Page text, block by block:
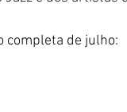
completa de julho: